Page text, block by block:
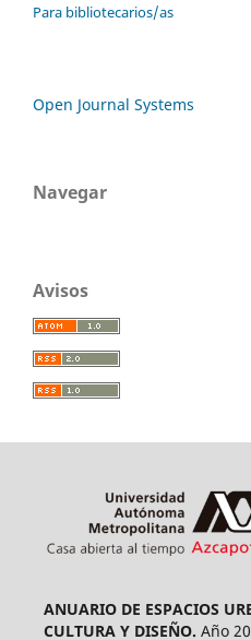
Para bibliotecarios/as
Open Journal Systems
Navegar
Avisos
ANUARIO DE ESPACIOS
CULTURA Y DISEÑO. Año